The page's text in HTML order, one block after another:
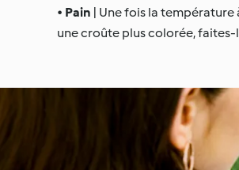
• Pain | Une fois la
une croûte plus colorée,